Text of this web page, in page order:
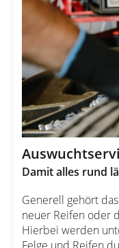
Damit alles rund
Generell gehört
neuer Reifen oder
Hierbei werden